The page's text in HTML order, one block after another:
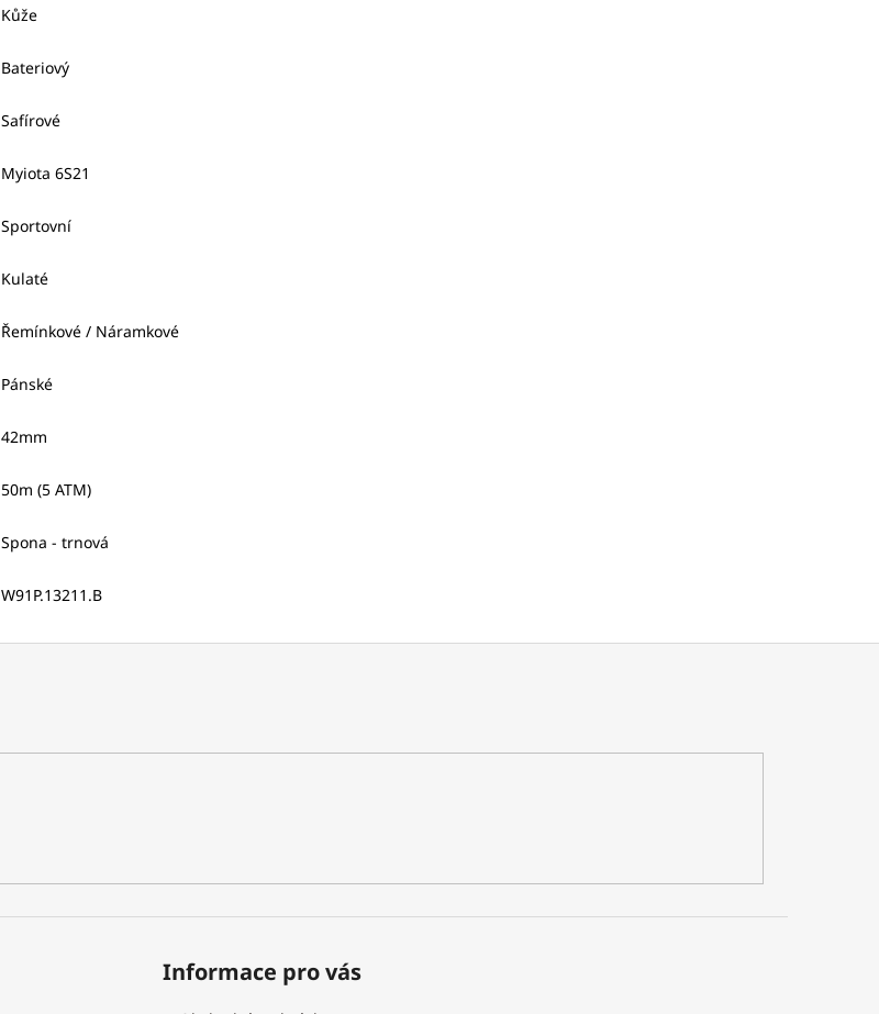
Kůže
Bateriový
Safírové
Myiota 6S21
Sportovní
Kulaté
Řemínkové / Náramkové
Pánské
42mm
50m (5 ATM)
Spona - trnová
W91P.13211.B
Informace pro vás